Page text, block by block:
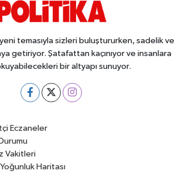
temasıyla sizleri buluştururken, sadelik ve
getiriyor. Şatafattan kaçınıyor ve insanlara
bir altyapı sunuyor.
Eczaneler
Vakitleri
Haritası